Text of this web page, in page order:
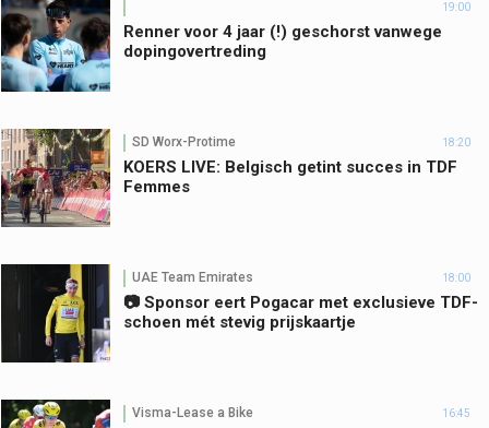
19:00
Renner voor 4 jaar (!) geschorst vanwege
dopingovertreding
SD Worx-Protime 18:20
KOERS LIVE: Belgisch getint succes in TDF
Femmes
UAE Team Emirates 18:00
📷 Sponsor eert Pogacar met exclusieve TDF-
schoen mét stevig prijskaartje
Visma-Lease a Bike 16:45